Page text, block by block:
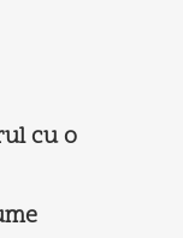
cu o